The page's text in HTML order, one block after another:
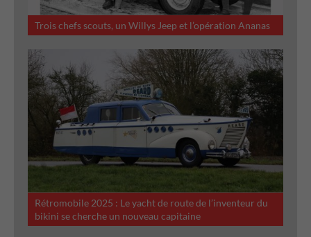
Trois chefs scouts, un Willys Jeep et l’opération Ananas
Rétromobile 2025 : Le yacht de route de l’inventeur du
bikini se cherche un nouveau capitaine